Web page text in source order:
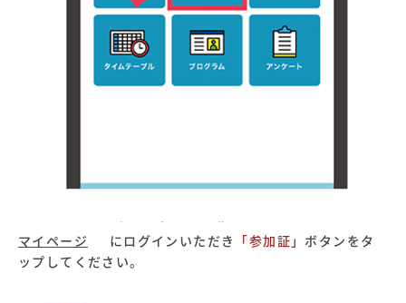
マイページ にログインいただき 「参加証」 ボタンをタ
ップしてください。